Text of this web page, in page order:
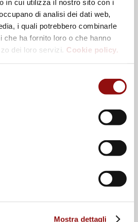
in cui utilizza il nostro sito con i
di analisi dei dati web,
i quali potrebbero combinarle
che ha fornito loro o che hanno
dei loro servizi. Cookie policy.
Mostra dettagli
Taro II – Lungo la via